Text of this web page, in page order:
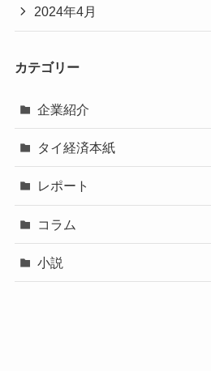
2024年4月
カテゴリー
企業紹介
タイ経済本紙
レポート
コラム
小説